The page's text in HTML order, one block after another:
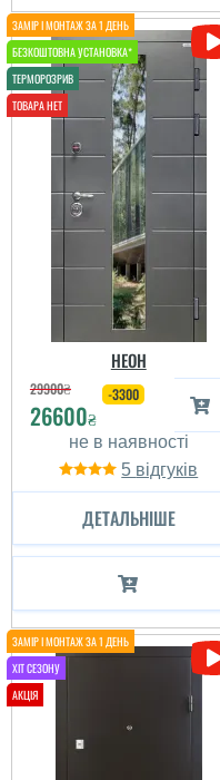
дверей у будинок. Не
бояться сонця і можуть
деякий час постояти без
козирька...
читати всі відгуки
НЕОН
29900₴
26600₴
-3300
5
ДЕТАЛЬНІШЕ